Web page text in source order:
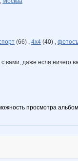
(66) , 4х4 (40) ,
вами, даже если ничего
просмотра